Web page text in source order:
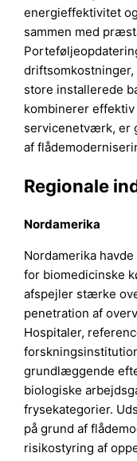
energieffektivitet
sammen med
store installerede
kombinerer
servicenetværk, er
af
Regionale
Nordamerika
Nordamerika havde
for biomedicinske
afspejler stærke
penetration af
Hospitaler,
grundlæggende
biologiske
frysekategorier.
på grund af
risikostyring af